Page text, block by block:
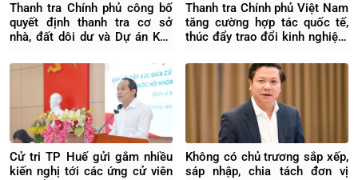
Thanh tra Chính phủ công bố
quyết định thanh tra cơ sở
nhà, đất dôi dư và Dự án Khu
Khánh Hòa
Thanh tra Chính phủ Việt Nam
tăng cường hợp tác quốc tế,
thúc đẩy trao đổi kinh nghiệm
Cử tri TP Huế gửi gắm nhiều
kiến nghị tới các ứng cử viên
Không có chủ trương sắp xếp,
sáp nhập, chia tách đơn vị